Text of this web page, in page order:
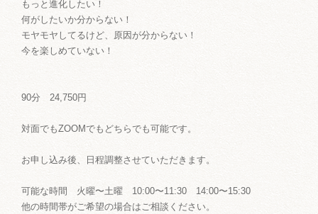
もっと進化したい！
何がしたいか分からない！
モヤモヤしてるけど、原因が分からない！
今を楽しめていない！
90分 24,750円
対面でもZOOMでもどちらでも可能です。
お申し込み後、日程調整させていただきます。
可能な時間 火曜〜土曜 10:00〜11:30 14:00〜15:30
他の時間帯がご希望の場合はご相談ください。